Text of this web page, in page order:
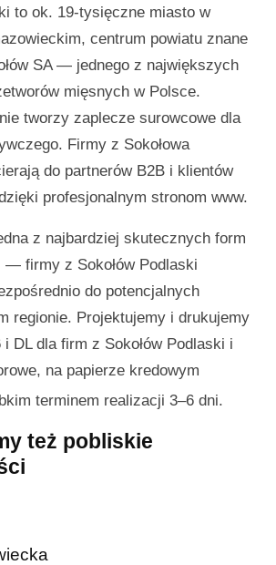
to ok. 19-tysięczne miasto w
centrum powiatu znane
SA — jednego z największych
mięsnych w Polsce.
tworzy zaplecze surowcowe dla
Firmy z Sokołowa
do partnerów B2B i klientów
profesjonalnym stronom www.
z najbardziej skutecznych form
— firmy z Sokołów Podlaski
do potencjalnych
regionie. Projektujemy i drukujemy
i DL dla firm z Sokołów Podlaski i
na papierze kredowym
terminem realizacji 3–6 dni.
też pobliskie